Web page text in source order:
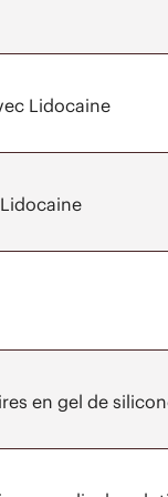
Lidocaine
en gel de